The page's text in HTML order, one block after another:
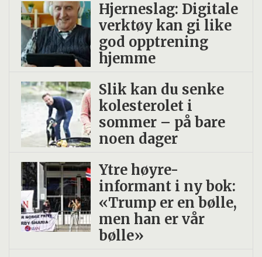
Hjerneslag: Digitale
verktøy kan gi like
god opptrening
hjemme
Slik kan du senke
kolesterolet i
sommer – på bare
noen dager
Ytre høyre-
informant i ny bok:
«Trump er en bølle,
men han er vår
bølle»